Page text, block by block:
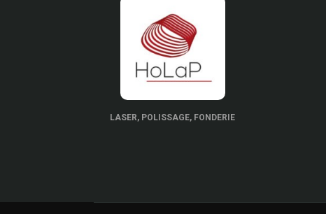
LASER, POLISSAGE, FONDERIE